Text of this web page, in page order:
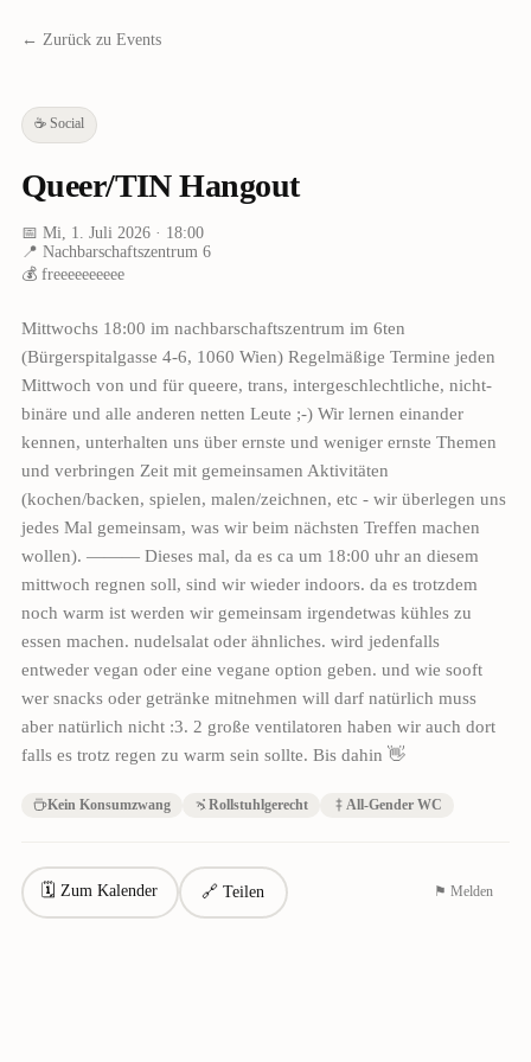
← Zurück zu Events
☕ Social
Queer/TIN Hangout
📅 Mi, 1. Juli 2026· 18:00
📍 Nachbarschaftszentrum 6
💰 freeeeeeeeee
Mittwochs 18:00 im nachbarschaftszentrum im 6ten
(Bürgerspitalgasse 4-6, 1060 Wien) Regelmäßige Termine jeden
Mittwoch von und für queere, trans, intergeschlechtliche, nicht-
binäre und alle anderen netten Leute ;-) Wir lernen einander
kennen, unterhalten uns über ernste und weniger ernste Themen
und verbringen Zeit mit gemeinsamen Aktivitäten
(kochen/backen, spielen, malen/zeichnen, etc - wir überlegen uns
jedes Mal gemeinsam, was wir beim nächsten Treffen machen
wollen). ——— Dieses mal, da es ca um 18:00 uhr an diesem
mittwoch regnen soll, sind wir wieder indoors. da es trotzdem
noch warm ist werden wir gemeinsam irgendetwas kühles zu
essen machen. nudelsalat oder ähnliches. wird jedenfalls
entweder vegan oder eine vegane option geben. und wie sooft
wer snacks oder getränke mitnehmen will darf natürlich muss
aber natürlich nicht :3. 2 große ventilatoren haben wir auch dort
falls es trotz regen zu warm sein sollte. Bis dahin 👋
Kein Konsumzwang Rollstuhlgerecht All-Gender WC
🗓 Zum Kalender 🔗 Teilen ⚑ Melden